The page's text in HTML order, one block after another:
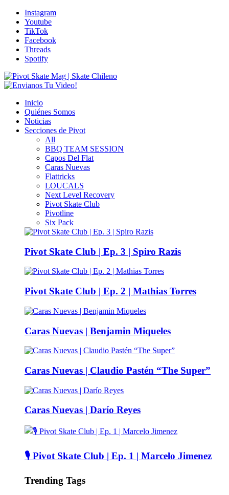
Instagram
Youtube
TikTok
Facebook
Threads
Spotify
Inicio
Quiénes Somos
Noticias
Secciones de Pivot
All
BBQ TEAM SESSION
Capos Del Flat
Caras Nuevas
Flattricks
LOUCALS
Next Level Recovery
Pivot Skate Club
Pivotline
Six Pack
Pivot Skate Club | Ep. 3 | Spiro Razis
Pivot Skate Club | Ep. 2 | Mathias Torres
Caras Nuevas | Benjamin Miqueles
Caras Nuevas | Claudio Pastén “The Super”
Caras Nuevas | Darío Reyes
🎙️ Pivot Skate Club | Ep. 1 | Marcelo Jimenez
Trending Tags